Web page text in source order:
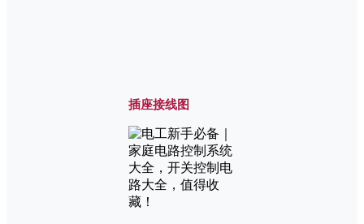
插座接线图